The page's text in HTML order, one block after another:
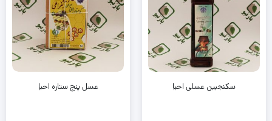
سکنجبین عسلی احیا عسل پنج ستاره احیا